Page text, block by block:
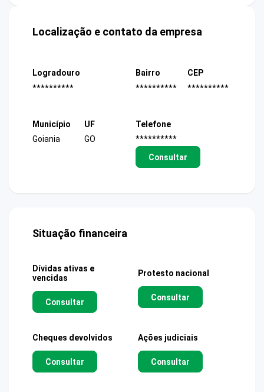
Localização e contato da empresa
Logradouro
**********
Bairro
**********
CEP
**********
Município
Goiania
UF
GO
Telefone
**********
Consultar
Situação financeira
Dívidas ativas e
vencidas
Consultar
Protesto nacional
Consultar
Cheques devolvidos
Consultar
Ações judiciais
Consultar